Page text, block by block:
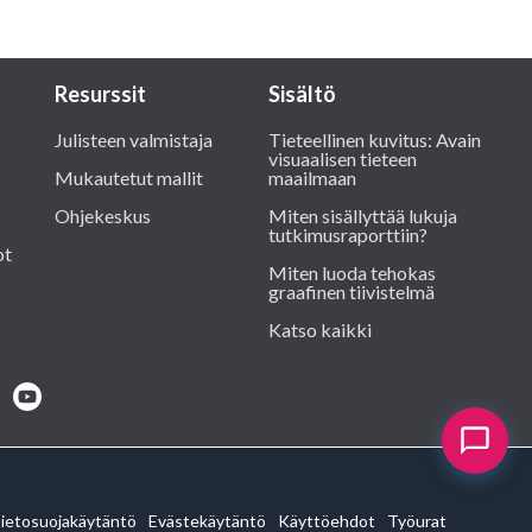
Resurssit
Julisteen valmistaja
Mukautetut mallit
Ohjekeskus
Sisältö
Tieteellinen kuvitus: Avain
visuaalisen tieteen
maailmaan
Miten sisällyttää lukuja
tutkimusraporttiin?
Miten luoda tehokas
graafinen tiivistelmä
Katso kaikki
Evästekäytäntö Käyttöehdot Työurat